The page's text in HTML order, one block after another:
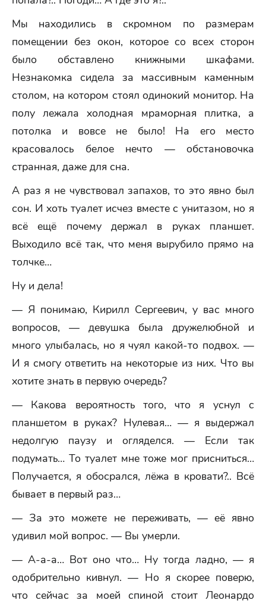
Мы находились в скромном по размерам
помещении без окон, которое со всех сторон
было обставлено книжными шкафами.
Незнакомка сидела за массивным каменным
столом, на котором стоял одинокий монитор. На
полу лежала холодная мраморная плитка, а
потолка и вовсе не было! На его место
красовалось белое нечто — обстановочка
странная, даже для сна.
А раз я не чувствовал запахов, то это явно был
сон. И хоть туалет исчез вместе с унитазом, но я
всё ещё почему держал в руках планшет.
Выходило всё так, что меня вырубило прямо на
толчке…
Ну и дела!
— Я понимаю, Кирилл Сергеевич, у вас много
вопросов, — девушка была дружелюбной и
много улыбалась, но я чуял какой-то подвох. —
И я смогу ответить на некоторые из них. Что вы
хотите знать в первую очередь?
— Какова вероятность того, что я уснул с
планшетом в руках? Нулевая… — я выдержал
недолгую паузу и огляделся. — Если так
подумать… То туалет мне тоже мог присниться…
Получается, я обосрался, лёжа в кровати?.. Всё
бывает в первый раз…
— За это можете не переживать, — её явно
удивил мой вопрос. — Вы умерли.
— А-а-а… Вот оно что… Ну тогда ладно, — я
одобрительно кивнул. — Но я скорее поверю,
что сейчас за моей спиной стоит Леонардо